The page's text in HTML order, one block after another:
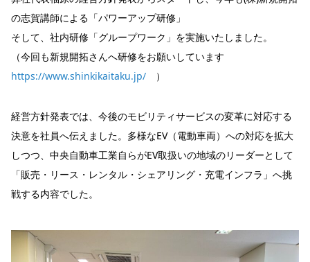
の志賀講師による「パワーアップ研修」
そして、社内研修「グループワーク」を実施いたしました。
（今回も新規開拓さんへ研修をお願いしています
https://www.shinkikaitaku.jp/ ）
経営方針発表では、今後のモビリティサービスの変革に対応する
決意を社員へ伝えました。多様なEV（電動車両）への対応を拡大
しつつ、中央自動車工業自らがEV取扱いの地域のリーダーとして
「販売・リース・レンタル・シェアリング・充電インフラ」へ挑
戦する内容でした。